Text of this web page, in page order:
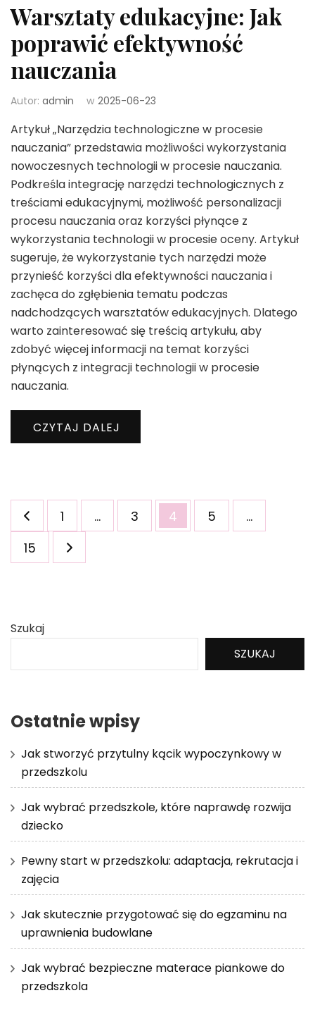
Warsztaty edukacyjne: Jak
poprawić efektywność
nauczania
Autor: admin w 2025-06-23
Artykuł „Narzędzia technologiczne w procesie
nauczania” przedstawia możliwości wykorzystania
nowoczesnych technologii w procesie nauczania.
Podkreśla integrację narzędzi technologicznych z
treściami edukacyjnymi, możliwość personalizacji
procesu nauczania oraz korzyści płynące z
wykorzystania technologii w procesie oceny. Artykuł
sugeruje, że wykorzystanie tych narzędzi może
przynieść korzyści dla efektywności nauczania i
zachęca do zgłębienia tematu podczas
nadchodzących warsztatów edukacyjnych. Dlatego
warto zainteresować się treścią artykułu, aby
zdobyć więcej informacji na temat korzyści
płynących z integracji technologii w procesie
nauczania.
CZYTAJ DALEJ
Stronicowanie
wpisówStrona
1 … Strona
3 Strona
4 Strona
5
…
Strona
15
Szukaj
SZUKAJ
Ostatnie wpisy
Jak stworzyć przytulny kącik wypoczynkowy w
przedszkolu
Jak wybrać przedszkole, które naprawdę rozwija
dziecko
Pewny start w przedszkolu: adaptacja, rekrutacja i
zajęcia
Jak skutecznie przygotować się do egzaminu na
uprawnienia budowlane
Jak wybrać bezpieczne materace piankowe do
przedszkola